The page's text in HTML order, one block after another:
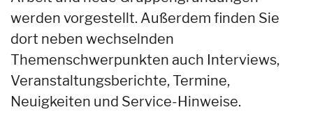
werden vorgestellt. Außerdem finden Sie
dort neben wechselnden
Themenschwerpunkten auch Interviews,
Veranstaltungsberichte, Termine,
Neuigkeiten und Service-Hinweise.